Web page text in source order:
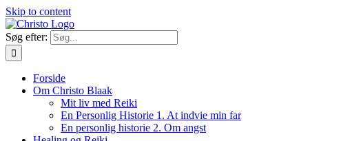
Skip to content
Søg efter:
Forside
Om Christo Blaak
Mit liv med Reiki
En Personlig Historie 1. At indvie min far
En personlig historie 2. Om angst